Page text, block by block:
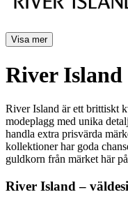
Visa mer
River Island
River Island är ett brittiskt
modeplagg med unika
handla extra prisvärda
kollektioner har goda
guldkorn från märket här
River Island –